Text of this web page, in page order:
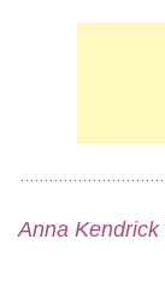
Anna Kendrick